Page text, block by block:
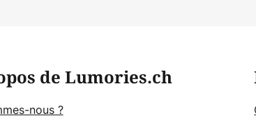
de Lumories.ch
nous ?